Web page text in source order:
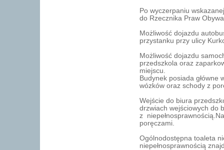
Po wyczerpaniu
do Rzecznika Praw
Możliwość dojazdu
przystanku przy ulicy
Możliwość dojazdu
przedszkola oraz
miejscu.
Budynek posiada
wózków oraz schody z
Wejście do biura
drzwiach wejściowych do
z
poręczami.
Ogólnodostępna toaleta
niepełnosprawnością